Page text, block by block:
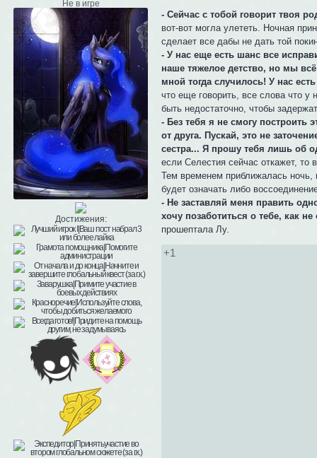
Не в игре
Достижения:
- Сейчас с тобой говорит твоя
вот-вот могла улететь. Ночная
сделает все дабы не дать той
- У нас еще есть шанс все
наше тяжелое детство, но мы
мной тогда случилось! У нас
что еще говорить, все слова что у
быть недостаточно, чтобы
- Без тебя я не смогу построить
от друга. Пускай, это не
сестра... Я прошу тебя лишь об
если Селестия сейчас откажет, то
Тем временем приближалась ночь,
будет означать либо
- Не заставляй меня править
хочу позаботиться о тебе, как
прошептала Лу.
+1